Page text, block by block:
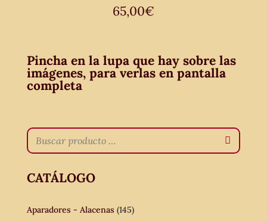
65,00€
Pincha en la lupa que hay sobre las
imágenes, para verlas en pantalla
completa
CATÁLOGO
Aparadores - Alacenas (145)